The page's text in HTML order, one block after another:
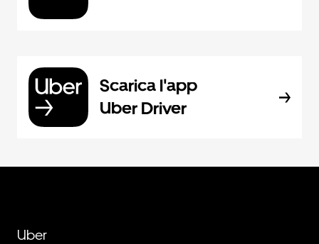
Scarica l'app
Uber Driver
Uber